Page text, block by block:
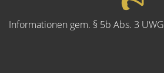
Informationen gem. § 5b Abs. 3 UWG